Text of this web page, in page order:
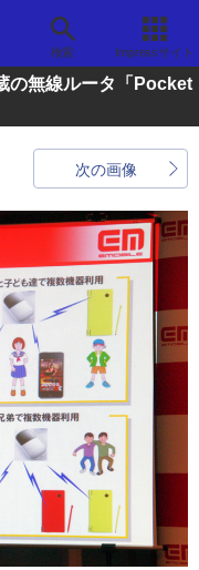
検索 Impressサイト
の無線ルータ「Pocket
次の画像